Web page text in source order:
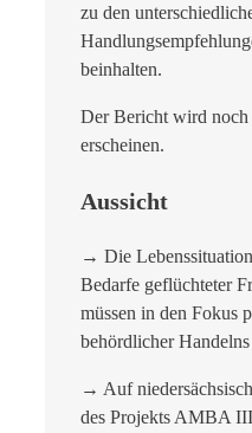
zu den
beinhalten.
Der Bericht wird noch
erscheinen.
Aussicht
→ Die
Bedarfe geflüchteter
müssen in den Fokus
behördlicher Handelns
→ Auf
des Projekts AMBA